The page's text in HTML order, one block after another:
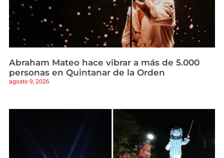
Abraham Mateo hace vibrar a más de 5.000
personas en Quintanar de la Orden
agosto 9, 2026